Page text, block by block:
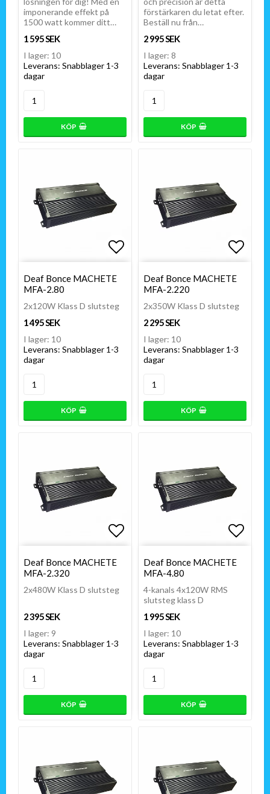
imponerande effekt på
1500 watt kommer ditt…
1 595 SEK
I lager: 10
Leverans: Snabblager 1-3
dagar
KÖP
förstärkaren du letat efter.
Beställ nu från…
2 995 SEK
I lager: 8
Leverans: Snabblager 1-3
dagar
KÖP
Lägg till i favoritlistan
Deaf Bonce MACHETE
MFA-2.80
2x120W Klass D slutsteg
1 495 SEK
I lager: 10
Leverans: Snabblager 1-3
dagar
KÖP
Lägg
Deaf Bonce MACHETE
MFA-2.220
2x350W Klass D slutsteg
2 295 SEK
I lager: 10
Leverans: Snabblager 1-3
dagar
KÖP
Lägg till i favoritlistan
Deaf Bonce MACHETE
MFA-2.320
2x480W Klass D slutsteg
2 395 SEK
I lager: 9
Leverans: Snabblager 1-3
dagar
KÖP
Lägg
Deaf Bonce MACHETE
MFA-4.80
4-kanals 4x120W RMS
slutsteg klass D
1 995 SEK
I lager: 10
Leverans: Snabblager 1-3
dagar
KÖP